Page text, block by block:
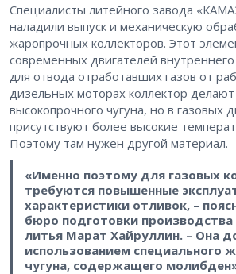
Специалисты литейного завода
наладили выпуск и механическую
жаропрочных коллекторов. Этот
современных двигателей
для отвода отработавших газов от
дизельных моторах коллектор
высокопрочного чугуна, но в газовых
присутствуют более высокие
Поэтому там нужен другой материал.
«Именно поэтому для газовых
требуются повышенные
характеристики отливок, –
бюро подготовки производства
литья Марат Хайруллин. – Она
использованием специального
чугуна, содержащего